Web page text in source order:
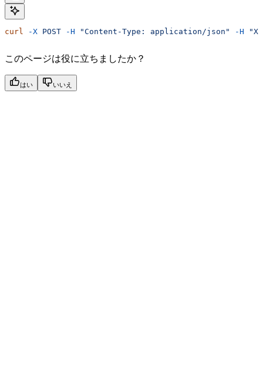
curl -X POST -H "Content-Type: application/json" -H "X-
このページは役に立ちましたか？
はい いいえ